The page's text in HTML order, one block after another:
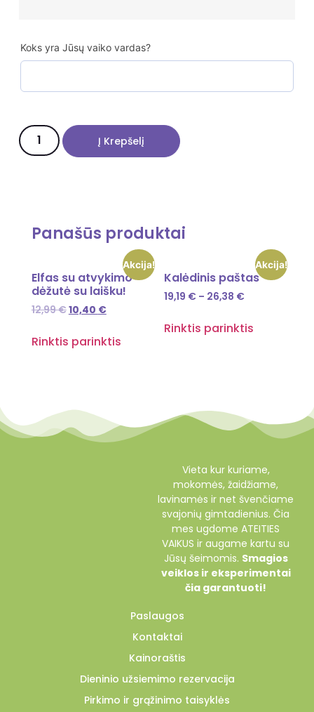
Koks yra Jūsų vaiko vardas?
Į Krepšelį
Panašūs produktai
Akcija!
Elfas su atvykimo
dėžutė su laišku!
12,99€10,40 €
Rinktis parinktis
Akcija!
Kalėdinis paštas
19,19 € – 26,38 €
Rinktis parinktis
Vieta kur kuriame,
mokomės, žaidžiame,
lavinamės ir net švenčiame
svajonių gimtadienius. Čia
mes ugdome ATEITIES
VAIKUS ir augame kartu su
Jūsų šeimomis. Smagios
veiklos ir eksperimentai
čia garantuoti!
Paslaugos
Kontaktai
Kainoraštis
Dieninio užsiemimo rezervacija
Pirkimo ir grąžinimo taisyklės